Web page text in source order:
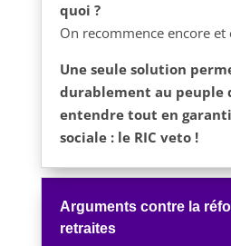
quoi ?
On recommence encore et
Une seule solution
durablement au peuple
entendre tout en
sociale : le RIC veto !
Arguments contre la
retraites